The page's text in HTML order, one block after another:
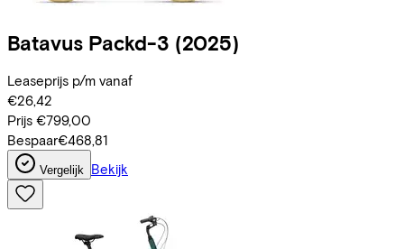
Batavus Packd-3 (2025)
Leaseprijs p/m vanaf
€26,42
Prijs €799,00
Bespaar€468,81
Vergelijk Bekijk